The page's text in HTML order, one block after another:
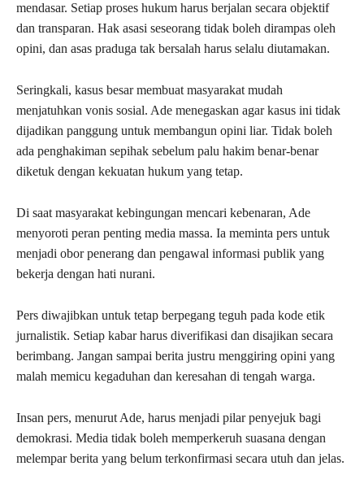
mendasar. Setiap proses hukum harus berjalan secara objektif
dan transparan. Hak asasi seseorang tidak boleh dirampas oleh
opini, dan asas praduga tak bersalah harus selalu diutamakan.
Seringkali, kasus besar membuat masyarakat mudah
menjatuhkan vonis sosial. Ade menegaskan agar kasus ini tidak
dijadikan panggung untuk membangun opini liar. Tidak boleh
ada penghakiman sepihak sebelum palu hakim benar-benar
diketuk dengan kekuatan hukum yang tetap.
Di saat masyarakat kebingungan mencari kebenaran, Ade
menyoroti peran penting media massa. Ia meminta pers untuk
menjadi obor penerang dan pengawal informasi publik yang
bekerja dengan hati nurani.
Pers diwajibkan untuk tetap berpegang teguh pada kode etik
jurnalistik. Setiap kabar harus diverifikasi dan disajikan secara
berimbang. Jangan sampai berita justru menggiring opini yang
malah memicu kegaduhan dan keresahan di tengah warga.
Insan pers, menurut Ade, harus menjadi pilar penyejuk bagi
demokrasi. Media tidak boleh memperkeruh suasana dengan
melempar berita yang belum terkonfirmasi secara utuh dan jelas.